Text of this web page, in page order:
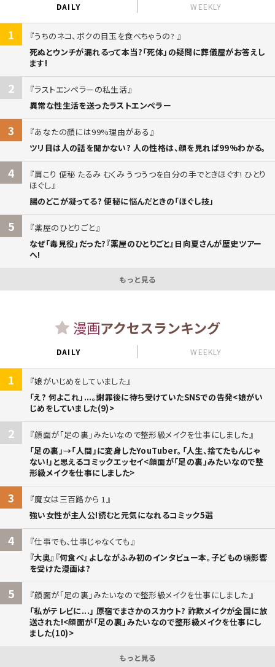
DAILY WEEKLY
1
うちのネコ、ボクの目玉を食べちゃうの?
死ぬとウンチが漏れるって本当?「死体」の疑問に葬儀屋がお答えし
ます!
2
ラストエンペラーの私生活
異常な性生活を送ったラストエンペラー
3
あなたの顔には99%理由がある
ツリ目は人の話を聞かない? 人の性格は、顔を見れば99%わかる。
4
肩こり 便秘 たるみ むくみ うつうつを自分の手でときほぐす! ひとり
ほぐし
腸のどこが凝ってる? 便秘に悩んだときの「ほぐし技」
5
薬屋のひとりごと
なぜ「毒見役」だった?『薬屋のひとりごと』日向夏さんが歴史ツアー
へ!
もっと見る
漫画アクセスランキング
DAILY WEEKLY
1
娘がいじめをしていました
「え? 何よこれ」...。謝罪後に待ち受けていたSNSでの告発<娘がい
じめをしていました(9)>
2
顔面が「足の裏」みたいなので整形級メイクを仕事にしました
「足の裏」→「人間」に変身したYouTuber。「人生、捨てたもんじゃ
ない!」と思えるコミックエッセイ<顔面が「足の裏」みたいなので整
形級メイクを仕事にしました>
3
魔女は三百路から 1
強い女性が主人公!読むと元気になれるコミック5選
4
仕事でも、仕事じゃなくても
『大奥』『何食べ』よしながふみ初のインタビュー本。子どもの頃影響
を受けた漫画は?
5
顔面が「足の裏」みたいなので整形級メイクを仕事にしました
「私がテレビに...」 原宿でまさかのスカウト? 詐欺メイクが全国に放
送された!<顔面が「足の裏」みたいなので整形級メイクを仕事にし
ました(10)>
もっと見る